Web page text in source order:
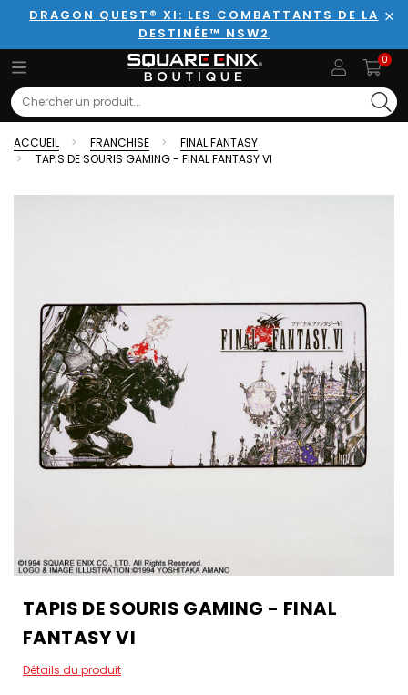
DRAGON QUEST® XI: LES COMBATTANTS DE LA
DESTINÉE™ NSW2
0
Search
ACCUEIL FRANCHISE
FINAL FANTASY
TAPIS DE SOURIS GAMING - FINAL FANTASY VI
TAPIS DE SOURIS GAMING - FINAL
FANTASY VI
Détails du produit